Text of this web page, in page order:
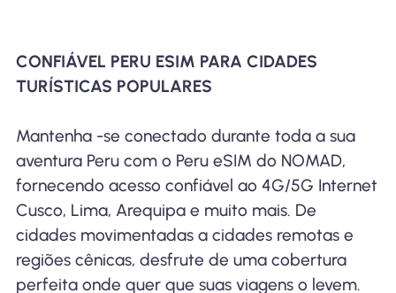
CONFIÁVEL PERU ESIM PARA CIDADES
TURÍSTICAS POPULARES
Mantenha -se conectado durante toda a sua
aventura Peru com o Peru eSIM do NOMAD,
fornecendo acesso confiável ao 4G/5G Internet
Cusco, Lima, Arequipa e muito mais. De
cidades movimentadas a cidades remotas e
regiões cênicas, desfrute de uma cobertura
perfeita onde quer que suas viagens o levem.